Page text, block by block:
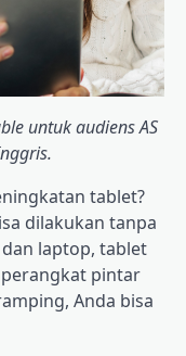
untuk audiens AS
tablet?
dilakukan tanpa
laptop, tablet
pintar
Anda bisa